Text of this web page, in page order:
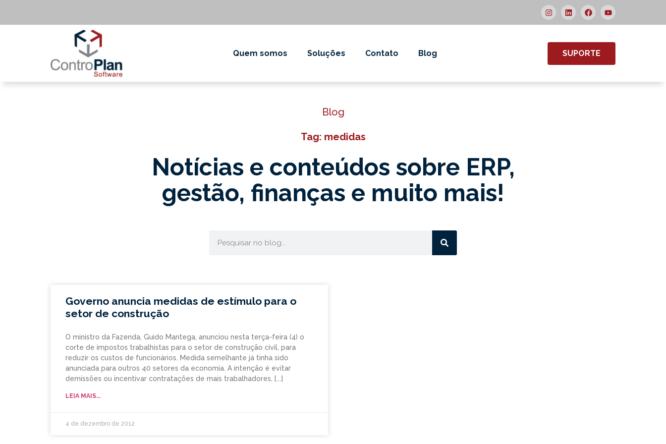
Quem somos Soluções Contato Blog SUPORTE
Blog
Tag: medidas
Notícias e conteúdos sobre ERP,
gestão, finanças e muito mais!
Governo anuncia medidas de estímulo para o
setor de construção
O ministro da Fazenda, Guido Mantega, anunciou nesta terça-feira (4) o
corte de impostos trabalhistas para o setor de construção civil, para
reduzir os custos de funcionários. Medida semelhante já tinha sido
anunciada para outros 40 setores da economia. A intenção é evitar
demissões ou incentivar contratações de mais trabalhadores,
LEIA MAIS...
4 de dezembro de 2012